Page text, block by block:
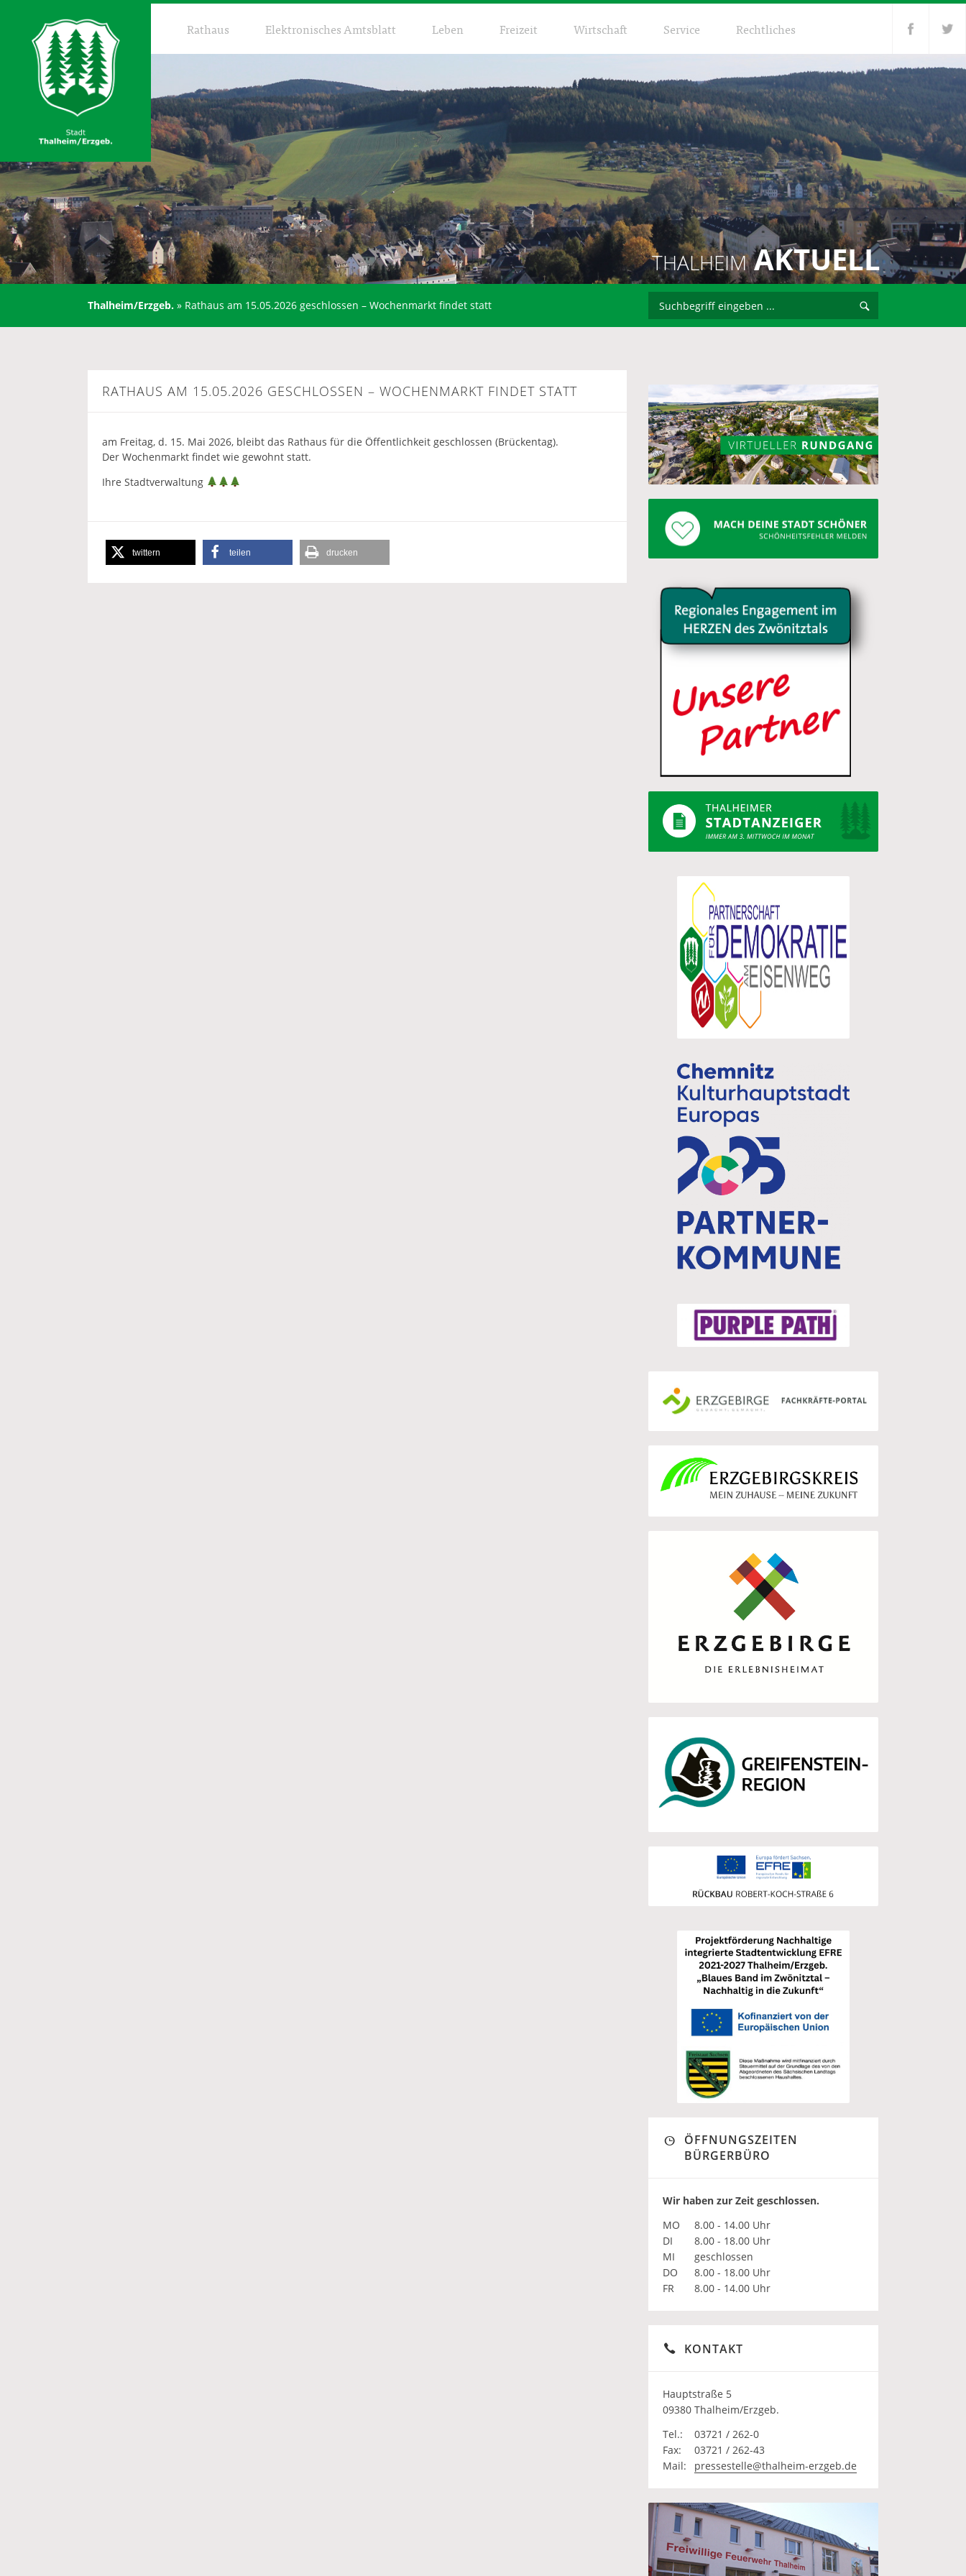
Rathaus Elektronisches Amtsblatt Leben Freizeit Wirtschaft Service Rechtliches
THALHEIMAKTUELL
Thalheim/Erzgeb. » Rathaus am 15.05.2026 geschlossen – Wochenmarkt findet statt
RATHAUS AM 15.05.2026 GESCHLOSSEN – WOCHENMARKT FINDET STATT
am Freitag, d. 15. Mai 2026, bleibt das Rathaus für die Öffentlichkeit geschlossen (Brückentag).
Der Wochenmarkt findet wie gewohnt statt.
Ihre Stadtverwaltung
twittern teilen drucken
ÖFFNUNGSZEITEN
BÜRGERBÜRO
Wir haben zur Zeit geschlossen.
MO
8.00 - 14.00 Uhr
DI
8.00 - 18.00 Uhr
MI
geschlossen
DO
8.00 - 18.00 Uhr
FR
8.00 - 14.00 Uhr
KONTAKT
Hauptstraße 5
09380 Thalheim/Erzgeb.
Tel.:
03721 / 262-0
Fax:
03721 / 262-43
Mail:
pressestelle@thalheim-erzgeb.de